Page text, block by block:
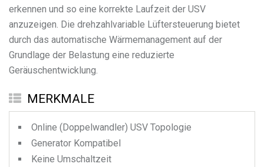
erkennen und so eine korrekte Laufzeit der USV
anzuzeigen. Die drehzahlvariable Lüftersteuerung bietet
durch das automatische Wärmemanagement auf der
Grundlage der Belastung eine reduzierte
Geräuschentwicklung.
MERKMALE
Online (Doppelwandler) USV Topologie
Generator Kompatibel
Keine Umschaltzeit